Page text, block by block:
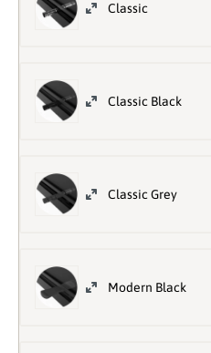
Classic
Classic Black
Classic Grey
Modern Black